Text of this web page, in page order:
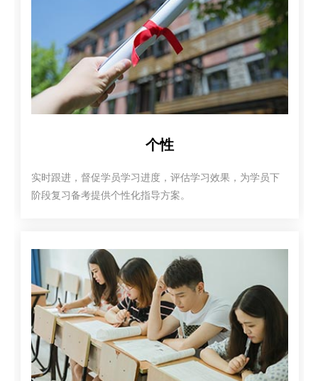
个性
实时跟进，督促学员学习进度，评估学习效果，为学员下
阶段复习备考提供个性化指导方案。